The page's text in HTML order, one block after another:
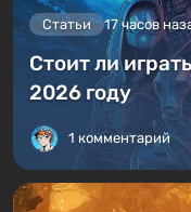
Статьи 17 часов
Стоит ли
2026 году
1 комментарий